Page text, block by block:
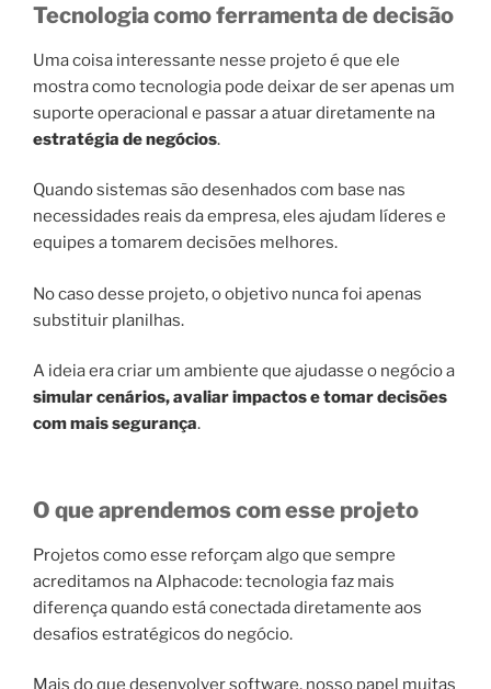
Tecnologia como ferramenta de decisão
Uma coisa interessante nesse projeto é que ele
mostra como tecnologia pode deixar de ser apenas um
suporte operacional e passar a atuar diretamente na
estratégia de negócios.
Quando sistemas são desenhados com base nas
necessidades reais da empresa, eles ajudam líderes e
equipes a tomarem decisões melhores.
No caso desse projeto, o objetivo nunca foi apenas
substituir planilhas.
A ideia era criar um ambiente que ajudasse o negócio a
simular cenários, avaliar impactos e tomar decisões
com mais segurança.
O que aprendemos com esse projeto
Projetos como esse reforçam algo que sempre
acreditamos na Alphacode: tecnologia faz mais
diferença quando está conectada diretamente aos
desafios estratégicos do negócio.
Mais do que desenvolver software, nosso papel muitas